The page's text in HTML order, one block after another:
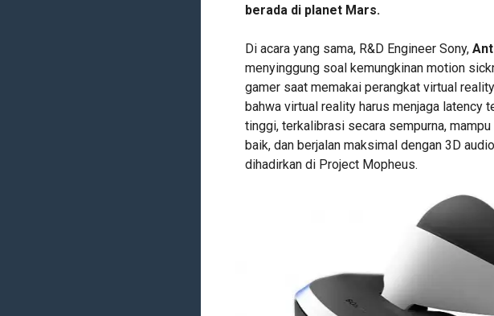
berada di planet Mars.
Di acara yang sama, R&D Engineer Sony,
menyinggung soal kemungkinan motion
gamer saat memakai perangkat virtual
bahwa virtual reality harus menjaga latency
tinggi, terkalibrasi secara sempurna,
baik, dan berjalan maksimal dengan 3D
dihadirkan di Project Mopheus.